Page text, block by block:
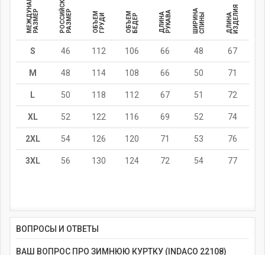
МЕЖДУНАР.РАЗМЕР РОССИЙСКИЙРАЗМЕР ОБЪЕМГРУДИ ОБЪЕМБЕДЕР ДЛИНАРУКАВА ШИРИНАСПИНЫ ДЛИНАИЗДЕЛИЯ
S 46 112 106 66 48 67
M 48 114 108 66 50 71
L 50 118 112 67 51 72
XL 52 122 116 69 52 74
2XL 54 126 120 71 53 76
3XL 56 130 124 72 54 77
ВОПРОСЫ И ОТВЕТЫ
ВАШ ВОПРОС ПРО ЗИМНЮЮ КУРТКУ (INDACO 22108)